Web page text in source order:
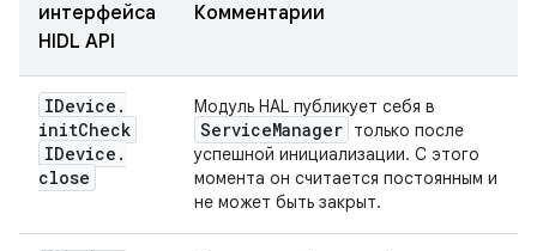
интерфейса
HIDL API
Комментарии
IDevice .
initCheck
IDevice .
close
Модуль HAL публикует себя в
ServiceManager только после
успешной инициализации. С этого
момента он считается постоянным и
не может быть закрыт.